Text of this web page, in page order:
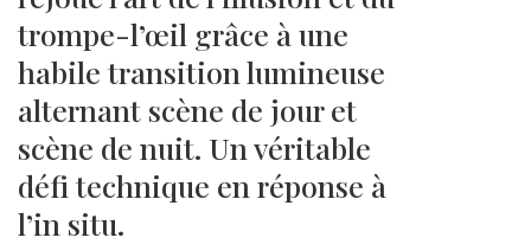
trompe-l’œil grâce à une
habile transition lumineuse
alternant scène de jour et
scène de nuit. Un véritable
défi technique en réponse à
l’in situ.